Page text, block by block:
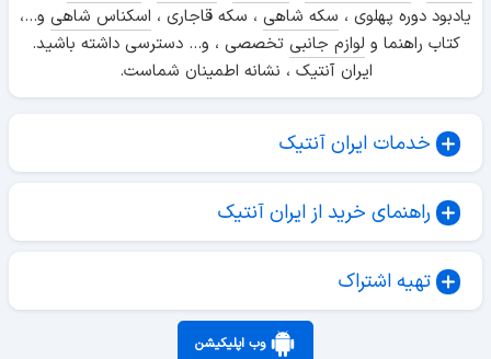
یادبود دوره پهلوی ، سکه شاهی ، سکه قاجاری ، اسکناس شاهی و...،
کتاب راهنما و لوازم جانبی تخصصی ، و... دسترسی داشته باشید.
ایران آنتیک ، نشانه اطمینان شماست.
خدمات ایران آنتیک
راهنمای خرید از ایران آنتیک
تهیه اشتراک
وب اپلیکیشن